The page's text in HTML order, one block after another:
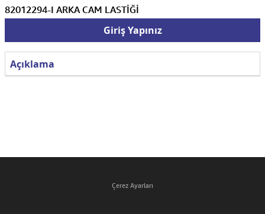
82012294-I ARKA CAM LASTİĞİ
Giriş Yapınız
Açıklama
Çerez Ayarları